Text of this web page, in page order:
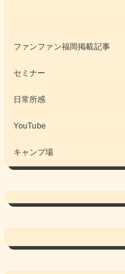
ファンファン福岡掲載記事
セミナー
日常所感
YouTube
キャンプ場